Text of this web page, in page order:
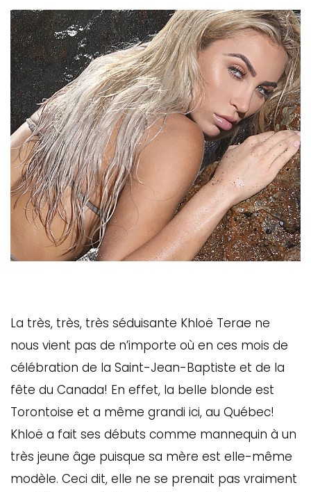
La très, très, très séduisante Khloë Terae ne
nous vient pas de n’importe où en ces mois de
célébration de la Saint-Jean-Baptiste et de la
fête du Canada! En effet, la belle blonde est
Torontoise et a même grandi ici, au Québec!
Khloë a fait ses débuts comme mannequin à un
très jeune âge puisque sa mère est elle-même
modèle. Ceci dit, elle ne se prenait pas vraiment